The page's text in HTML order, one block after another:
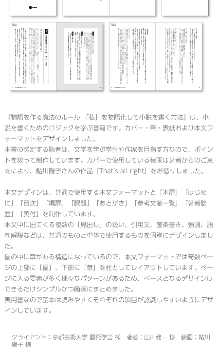
『物語を作る魔法のルール 「私」を物語化して小説を書く方法』は、小
説を書くためのロジックを学ぶ書籍です。カバー・帯・表紙および本文フ
ォーマットをデザインしました。
本書の想定する読者は、文学を学ぶ学生や作家を目指す方なので、ポイン
トを絞って制作しています。カバーで使用している装画は著者からのご意
向により、鮎川陽子さんの作品『That’s all right』をお借りしました。
本文デザインは、共通で使用する本文フォーマットと「本扉」「はじめ
に」「目次」「編扉」「課題」「あとがき」「参考文献一覧」「著者略
歴」「奥付」を制作しています。
本文中に出てくる複数の「見出し」の扱い、引用文、箇条書き、強調、語
句解説などは、共通のものと単体で使用するものを個別にデザインしまし
た。
編の中に章がある構造になっているので、本文フォーマットでは奇数ペー
ジの上部に「編」、下部に「章」を柱としてレイアウトしています。ペー
ジに入る要素が多く様々なパターンがあるため、ベースとなるデザインは
できるだけシンプルかつ簡潔にまとめました。
実用書なので基本は読みやすくそれぞれの項目が認識しやすいようにデザ
インしています。
クライアント：京都芸術大学 藝術学舎 様 著者：山川健一 様 装画：鮎川
陽子 様